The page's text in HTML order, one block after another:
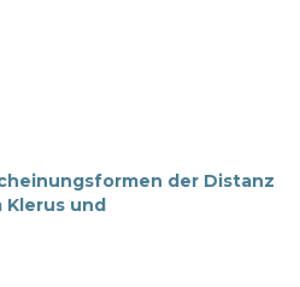
der Distanz
Klerus und